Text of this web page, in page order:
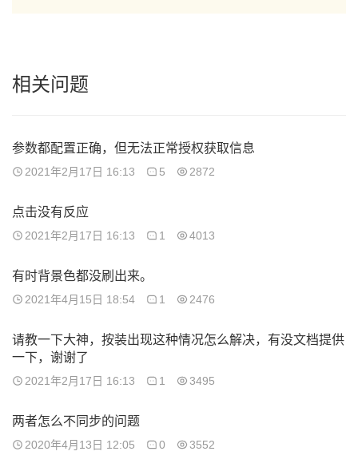
相关问题
参数都配置正确，但无法正常授权获取信息
2021年2月17日 16:13 5 2872
点击没有反应
2021年2月17日 16:13 1 4013
有时背景色都没刷出来。
2021年4月15日 18:54 1 2476
请教一下大神，按装出现这种情况怎么解决，有没文档提供
一下，谢谢了
2021年2月17日 16:13 1 3495
两者怎么不同步的问题
2020年4月13日 12:05 0 3552